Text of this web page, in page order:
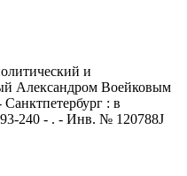
и
Александром Воейковым
: в
240 - . - Инв. № 120788J